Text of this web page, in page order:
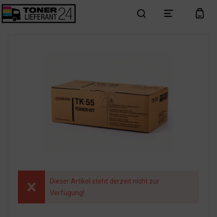
search menu cart
Dieser Artikel steht derzeit nicht zur
Verfügung!